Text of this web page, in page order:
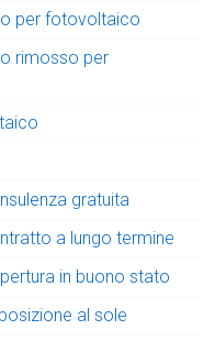
per fotovoltaico
rimosso per
gratuita
a lungo termine
in buono stato
al sole